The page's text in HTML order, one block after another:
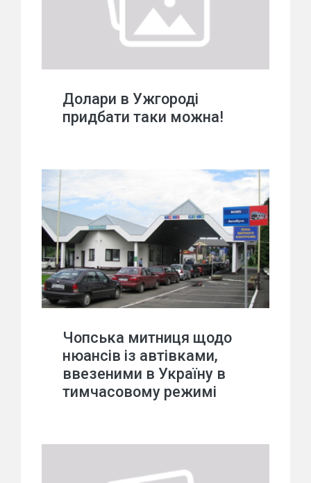
Долари в Ужгороді
придбати таки можна!
Чопська митниця щодо
нюансів із автівками,
ввезеними в Україну в
тимчасовому режимі